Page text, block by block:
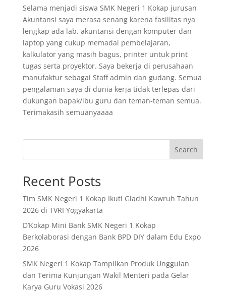
Selama menjadi siswa SMK Negeri 1 Kokap jurusan
Akuntansi saya merasa senang karena fasilitas nya
lengkap ada lab. akuntansi dengan komputer dan
laptop yang cukup memadai pembelajaran,
kalkulator yang masih bagus, printer untuk print
tugas serta proyektor. Saya bekerja di perusahaan
manufaktur sebagai Staff admin dan gudang. Semua
pengalaman saya di dunia kerja tidak terlepas dari
dukungan bapak/ibu guru dan teman-teman semua.
Terimakasih semuanyaaaa
Search
Recent Posts
Tim SMK Negeri 1 Kokap Ikuti Gladhi Kawruh Tahun
2026 di TVRI Yogyakarta
D’Kokap Mini Bank SMK Negeri 1 Kokap
Berkolaborasi dengan Bank BPD DIY dalam Edu Expo
2026
SMK Negeri 1 Kokap Tampilkan Produk Unggulan
dan Terima Kunjungan Wakil Menteri pada Gelar
Karya Guru Vokasi 2026